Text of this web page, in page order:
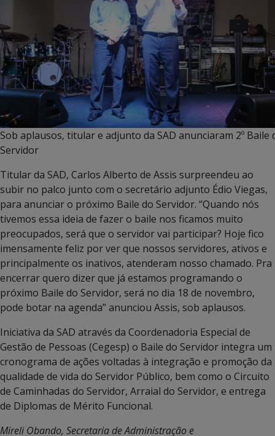
Sob aplausos, titular e adjunto da SAD anunciaram 2º Baile
Servidor
Titular da SAD, Carlos Alberto de Assis surpreendeu ao
subir no palco junto com o secretário adjunto Édio Viegas,
para anunciar o próximo Baile do Servidor. “Quando nós
tivemos essa ideia de fazer o baile nos ficamos muito
preocupados, será que o servidor vai participar? Hoje fico
imensamente feliz por ver que nossos servidores, ativos e
principalmente os inativos, atenderam nosso chamado. Pra
encerrar quero dizer que já estamos programando o
próximo Baile do Servidor, será no dia 18 de novembro,
pode botar na agenda” anunciou Assis, sob aplausos.
Iniciativa da SAD através da Coordenadoria Especial de
Gestão de Pessoas (Cegesp) o Baile do Servidor integra um
cronograma de ações voltadas à integração e promoção da
qualidade de vida do Servidor Público, bem como o Circuito
de Caminhadas do Servidor, Arraial do Servidor, e entrega
de Diplomas de Mérito Funcional.
Mireli Obando, Secretaria de Administração e